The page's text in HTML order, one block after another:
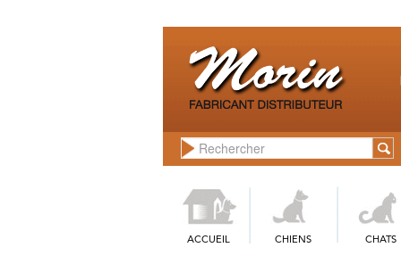
ACCUEIL CHIENS CHATS